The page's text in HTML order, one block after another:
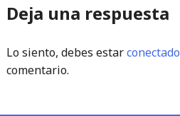
Deja una respuesta
Lo siento, debes estarconectado
comentario.